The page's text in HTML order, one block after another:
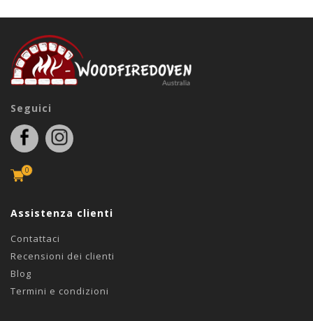
Seguici
0
Assistenza clienti
Contattaci
Recensioni dei clienti
Blog
Termini e condizioni